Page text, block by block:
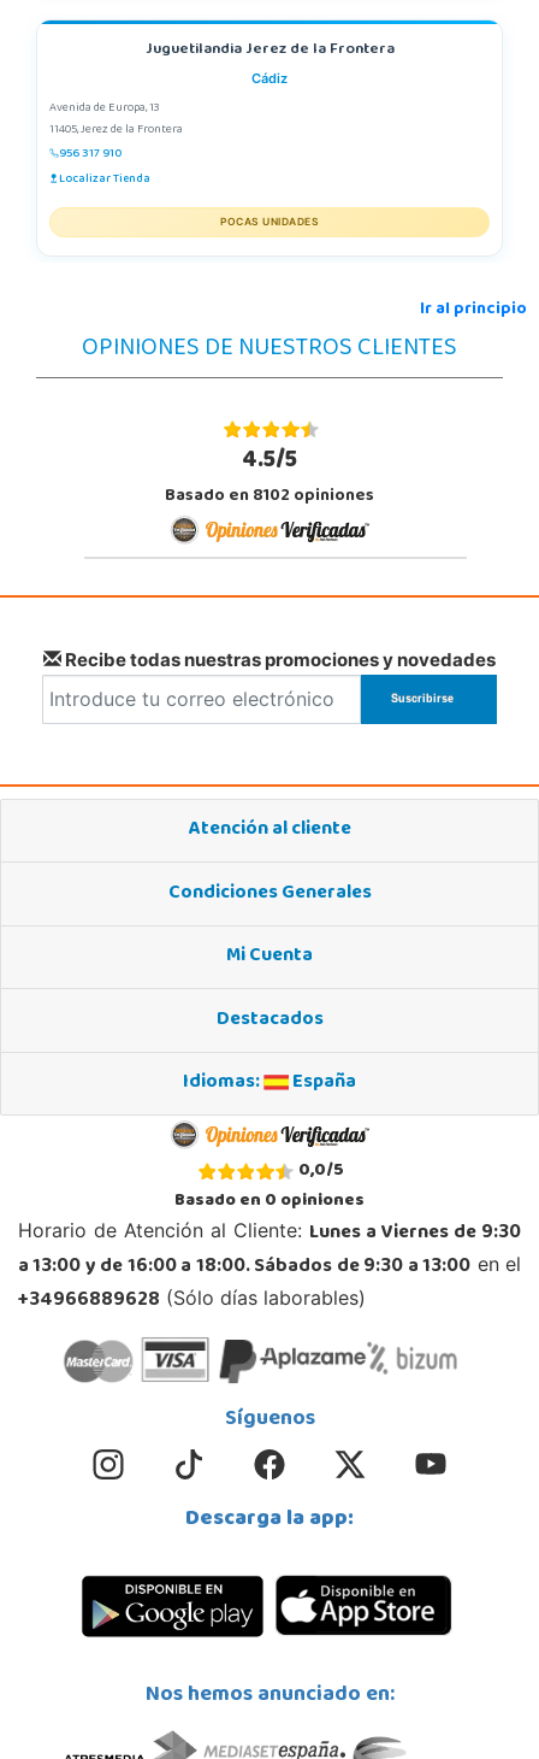
Juguetilandia Jerez de la Frontera
Cádiz
Avenida de Europa, 13
11405, Jerez de la Frontera
956 317 910
Localizar Tienda
POCAS UNIDADES
Ir al principio
OPINIONES DE NUESTROS CLIENTES
4.5/5
Basado en 8102 opiniones
Recibe todas nuestras promociones y novedades
Atención al cliente
Condiciones Generales
Mi Cuenta
Destacados
Idiomas:
España
0,0/5
Basado en0opiniones
Horario de Atención al Cliente: Lunes a Viernes de 9:30
a 13:00 y de 16:00 a 18:00. Sábados de 9:30 a 13:00 en el
+34966889628 (Sólo días laborables)
Síguenos
Descarga la app:
Nos hemos anunciado en: